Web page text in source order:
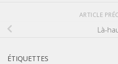
ARTICLE
Là-
ÉTIQUETTES